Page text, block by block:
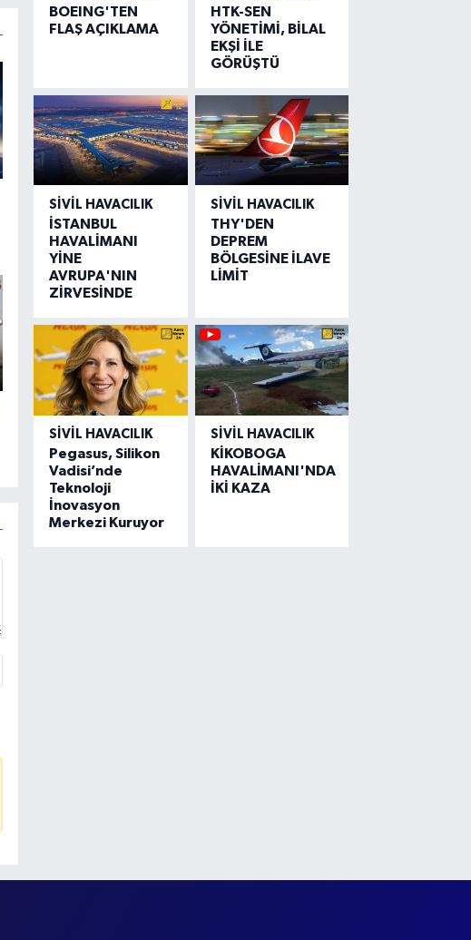
BOEING'TEN
FLAŞ AÇIKLAMA
HTK-SEN
YÖNETİMİ, BİLAL
EKŞİ İLE
GÖRÜŞTÜ
SIVIL HAVACILIK
İSTANBUL
HAVALİMANI
YİNE
AVRUPA'NIN
ZİRVESİNDE
SIVIL HAVACILIK
THY'DEN
DEPREM
BÖLGESİNE İLAVE
LİMİT
SIVIL HAVACILIK
Pegasus, Silikon
Vadisi’nde
Teknoloji
İnovasyon
Merkezi Kuruyor
SIVIL HAVACILIK
KİKOBOGA
HAVALİMANI'NDA
İKİ KAZA